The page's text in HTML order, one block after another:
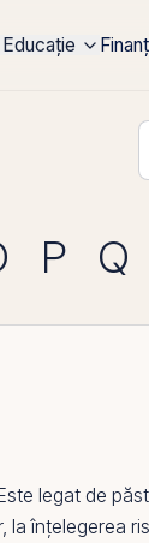
Educație
P Q
legat de
înțelegerea